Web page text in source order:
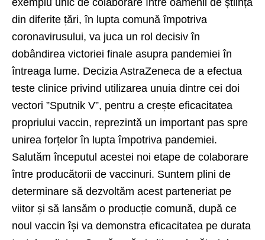
din diferite țări, în lupta comună împotriva
coronavirusului, va juca un rol decisiv în
dobândirea victoriei finale asupra pandemiei în
întreaga lume. Decizia AstraZeneca de a efectua
teste clinice privind utilizarea unuia dintre cei doi
vectori ”Sputnik V”, pentru a crește eficacitatea
propriului vaccin, reprezintă un important pas spre
unirea forțelor în lupta împotriva pandemiei.
Salutăm începutul acestei noi etape de colaborare
între producătorii de vaccinuri. Suntem plini de
determinare să dezvoltăm acest parteneriat pe
viitor și să lansăm o producție comună, după ce
noul vaccin își va demonstra eficacitatea pe durata